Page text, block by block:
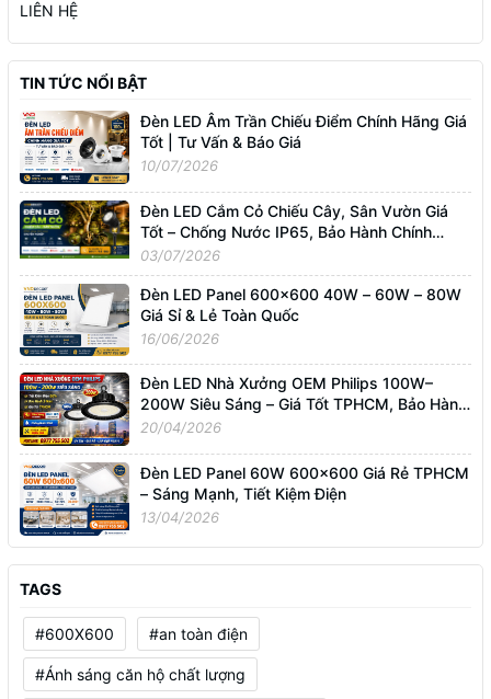
LIÊN HỆ
TIN TỨC NỔI BẬT
Đèn LED Âm Trần Chiếu Điểm Chính Hãng Giá
Tốt | Tư Vấn & Báo Giá
10/07/2026
Đèn LED Cắm Cỏ Chiếu Cây, Sân Vườn Giá
Tốt – Chống Nước IP65, Bảo Hành Chính
Hãng
03/07/2026
Đèn LED Panel 600x600 40W – 60W – 80W
Giá Sỉ & Lẻ Toàn Quốc
16/06/2026
Đèn LED Nhà Xưởng OEM Philips 100W–
200W Siêu Sáng – Giá Tốt TPHCM, Bảo Hành
3 Năm
20/04/2026
Đèn LED Panel 60W 600x600 Giá Rẻ TPHCM
– Sáng Mạnh, Tiết Kiệm Điện
13/04/2026
TAGS
#600X600 #an toàn điện
#Ánh sáng căn hộ chất lượng